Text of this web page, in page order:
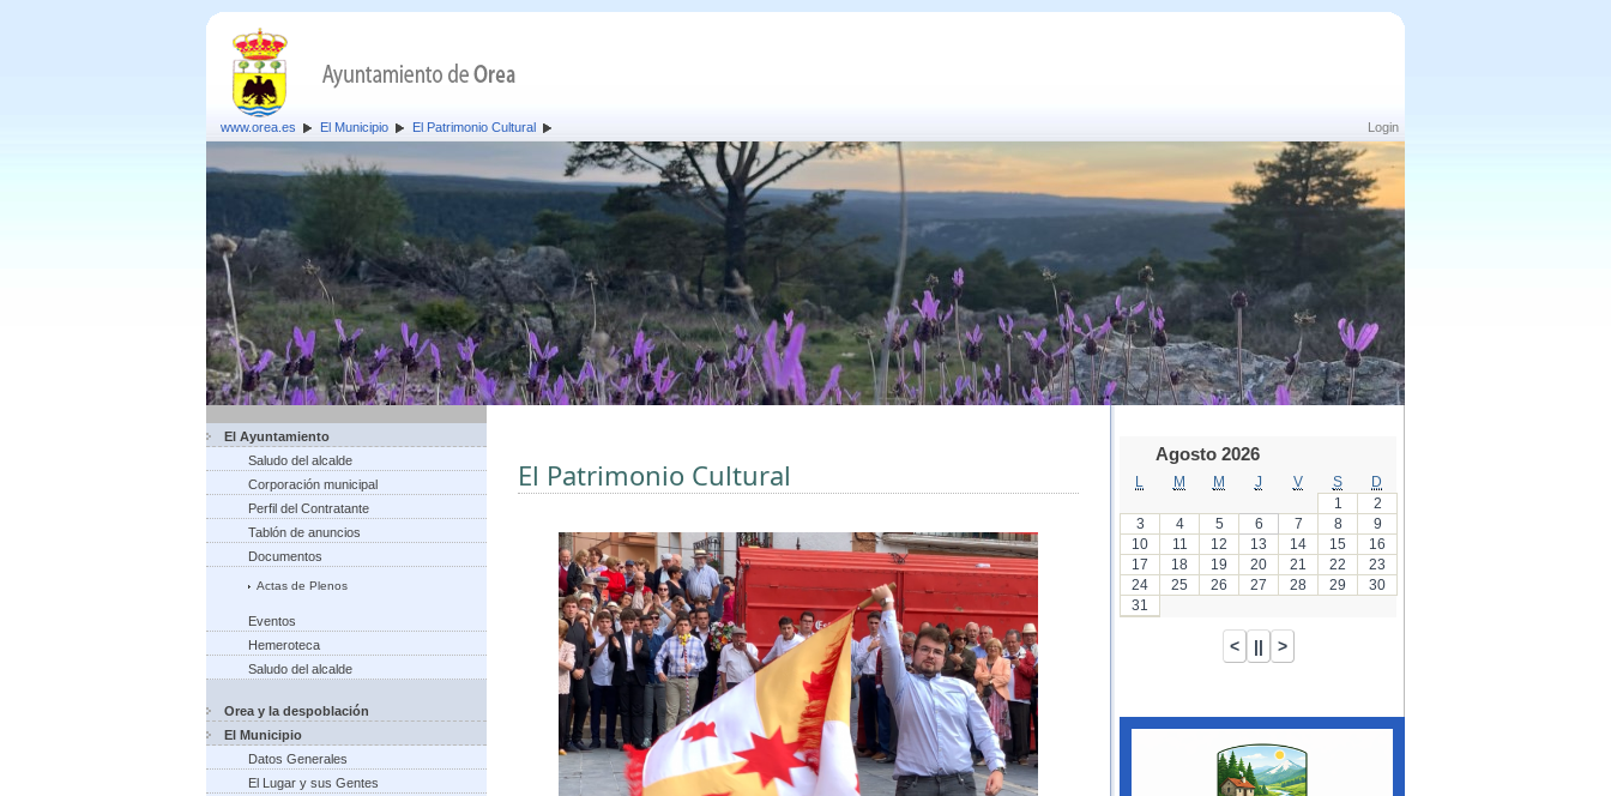
Login
www.orea.es El Municipio El Patrimonio Cultural
El Ayuntamiento
Saludo del alcalde
Corporación municipal
Perfil del Contratante
Tablón de anuncios
Documentos
Actas de Plenos
Eventos
Hemeroteca
Saludo del alcalde
Orea y la despoblación
El Municipio
Datos Generales
El Lugar y sus Gentes
El Patrimonio Cultural
Agosto 2026
M M J V S
D
1
2
3
4 5 6 7 8
9
10
11 12 13 14 15
16
17
18 19 20 21 22
23
24
25 26 27 28 29
30
31